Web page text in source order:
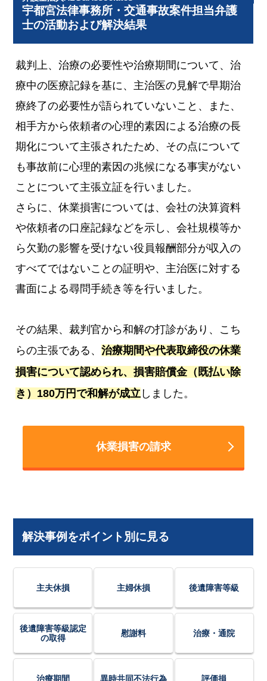
宇都宮法律事務所・交通事故案件担当弁護
士の活動および解決結果
裁判上、治療の必要性や治療期間について、治
療中の医療記録を基に、主治医の見解で早期治
療終了の必要性が語られていないこと、また、
相手方から依頼者の心理的素因による治療の長
期化について主張されたため、その点について
も事故前に心理的素因の兆候になる事実がない
ことについて主張立証を行いました。
さらに、休業損害については、会社の決算資料
や依頼者の口座記録などを示し、会社規模等か
ら欠勤の影響を受けない役員報酬部分が収入の
すべてではないことの証明や、主治医に対する
書面による尋問手続き等を行いました。
その結果、裁判官から和解の打診があり、こち
らの主張である、治療期間や代表取締役の休業
損害について認められ、損害賠償金（既払い除
き）180万円で和解が成立 しました。
休業損害の請求
解決事例をポイント別に見る
主夫休損 主婦休損 後遺障害等級
後遺障害等級認定
の取得
慰謝料 治療・通院
治療期間 異時共同不法行為 評価損